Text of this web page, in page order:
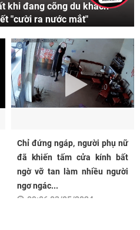
khi đang cõng du khách
"cười ra nước mắt"
Chỉ đứng ngáp, người phụ nữ
đã khiến tấm cửa kính bất
ngờ vỡ tan làm nhiều người
ngơ ngác...
09:06 03/05/2024